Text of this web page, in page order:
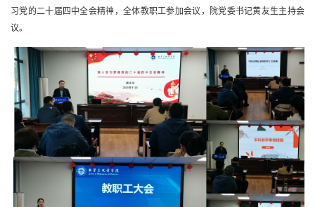
习党的二十届四中全会精神，全体教职工参加会议，院党委书记黄友生主持会
议。